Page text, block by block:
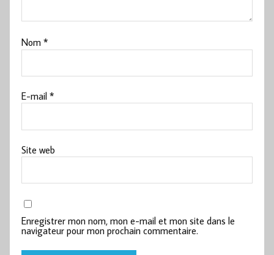
Nom*
E-mail*
Site web
Enregistrer mon nom, mon e-mail et mon site dans le
navigateur pour mon prochain commentaire.